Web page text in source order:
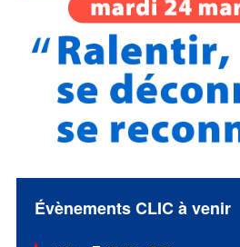
Évènements CLIC à venir